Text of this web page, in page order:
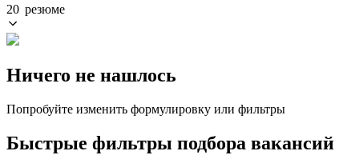
20 резюме
Ничего не нашлось
Попробуйте изменить формулировку или фильтры
Быстрые фильтры подбора вакансий